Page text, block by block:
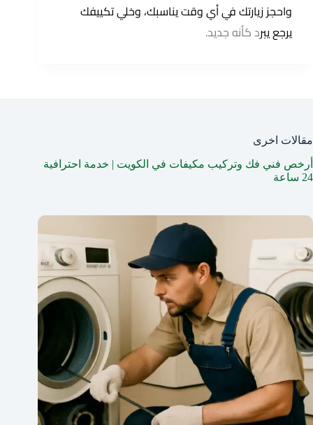
واحجز زيارتك في أي وقت يناسبك، وخلي تكييفك
يرجع يبرد كأنه جديد.
مقالات اخرى
أرخص فني فك وتركيب مكيفات في الكويت | خدمة احترافية
24 ساعة